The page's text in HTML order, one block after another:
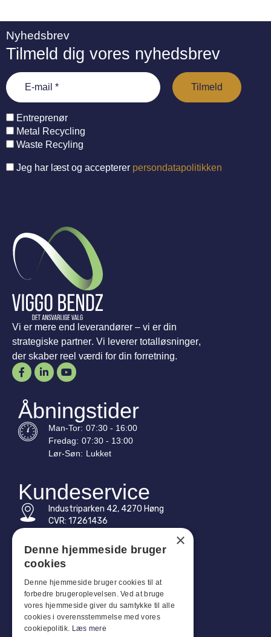
Nyhedsbrev
Tilmeld dig vores nyhedsbrev
Entreprenør
Metal Recycling
Waste Recyling
Jeg har læst og accepterer persondatapolitikken
Vi er mere end leverandører – vi er din
strategiske partner. Vi leverer totalløsninger,
der skaber reel værdi for din forretning.
Åbningstider
Man-Tor: 07:30 - 16:00
Fredag: 07:30 - 13:00
Lør-Søn: Lukket
Kundeservice
Industriparken 42, 4270 Høng
CVR: 17261436
E-mail: vb@viggobendz.dk
Quicklinks
Persondatapolitik
Salgs- og leveringsbetingelser
×
Denne hjemmeside bruger
cookies
Denne hjemmeside bruger cookies til at
forbedre brugeroplevelsen. Ved at bruge
vores hjemmeside giver du samtykke til alle
cookies i overensstemmelse med vores
cookiepolitik. Læs mere